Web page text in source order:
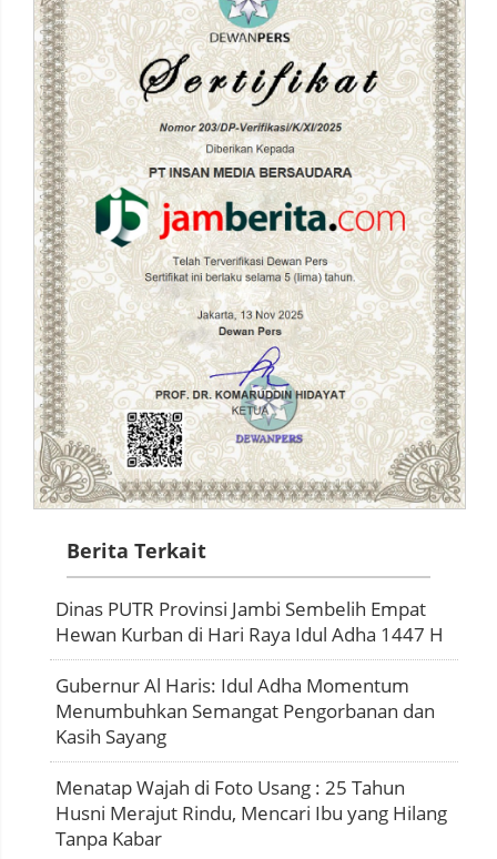
Berita Terkait
Dinas PUTR Provinsi Jambi Sembelih Empat
Hewan Kurban di Hari Raya Idul Adha 1447 H
Gubernur Al Haris: Idul Adha Momentum
Menumbuhkan Semangat Pengorbanan dan
Kasih Sayang
Menatap Wajah di Foto Usang : 25 Tahun
Husni Merajut Rindu, Mencari Ibu yang Hilang
Tanpa Kabar